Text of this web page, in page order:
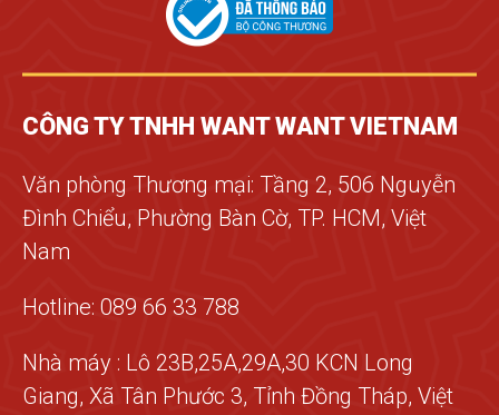
CÔNG TY TNHH WANT WANT VIETNAM
Văn phòng Thương mại: Tầng 2, 506 Nguyễn
Đình Chiểu, Phường Bàn Cờ, TP. HCM, Việt
Nam
Hotline: 089 66 33 788
Nhà máy : Lô 23B,25A,29A,30 KCN Long
Giang, Xã Tân Phước 3, Tỉnh Đồng Tháp, Việt